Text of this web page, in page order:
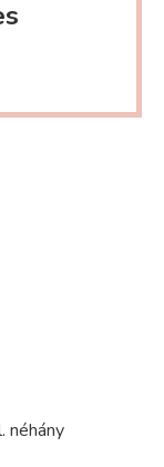
néhány